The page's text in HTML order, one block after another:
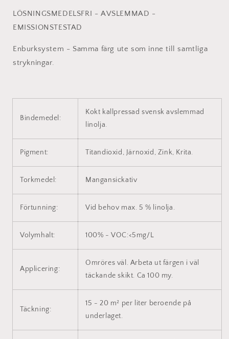
LÖSNINGSMEDELSFRI - AVSLEMMAD -
EMISSIONSTESTAD
Enburksystem - Samma färg ute som inne till samtliga
strykningar.
Bindemedel:
Kokt kallpressad svensk avslemmad
linolja.
Pigment: Titandioxid, Järnoxid, Zink, Krita.
Torkmedel: Mangansickativ
Förtunning: Vid behov max. 5 % linolja.
Volymhalt: 100% - VOC:<5mg/L
Applicering:
Omröres väl. Arbeta ut färgen i väl
täckande skikt. Ca 100 my.
Täckning:
15 - 20 m² per liter beroende på
underlaget.